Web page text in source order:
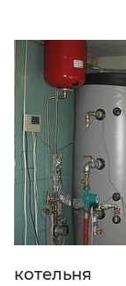
котельня